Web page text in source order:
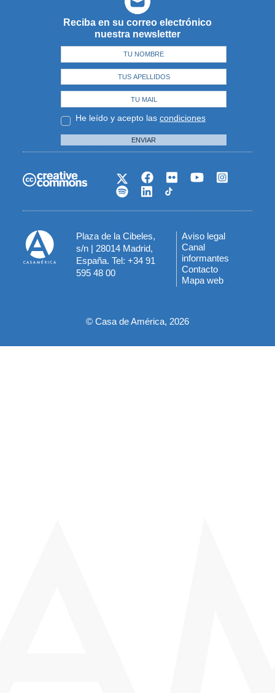
Reciba en su correo electrónico
nuestra newsletter
He leído y acepto las condiciones
ENVIAR
Plaza de la Cibeles,
s/n | 28014 Madrid,
España. Tel: +34 91
595 48 00
Menú
del
pie
Aviso legal
Canal
informantes
Contacto
Mapa web
© Casa de América, 2026